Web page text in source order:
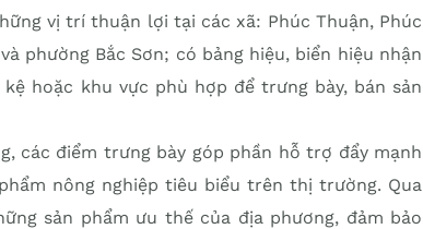
vị trí thuận lợi tại các xã: Phúc Thuận, Phúc
phường Bắc Sơn; có bảng hiệu, biển hiệu nhận
hoặc khu vực phù hợp để trưng bày, bán sản
các điểm trưng bày góp phần hỗ trợ đẩy mạnh
nông nghiệp tiêu biểu trên thị trường. Qua
sản phẩm ưu thế của địa phương, đảm bảo